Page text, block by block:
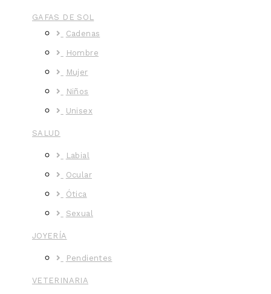
GAFAS DE SOL
Cadenas
Hombre
Mujer
Niños
Unisex
SALUD
Labial
Ocular
Ótica
Sexual
JOYERÍA
Pendientes
VETERINARIA